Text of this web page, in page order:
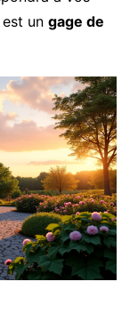
un gage de